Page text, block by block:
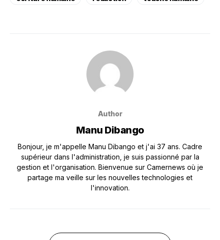
Author
Manu Dibango
Bonjour, je m'appelle Manu Dibango et j'ai 37 ans. Cadre
supérieur dans l'administration, je suis passionné par la
gestion et l'organisation. Bienvenue sur Camernews où je
partage ma veille sur les nouvelles technologies et
l'innovation.